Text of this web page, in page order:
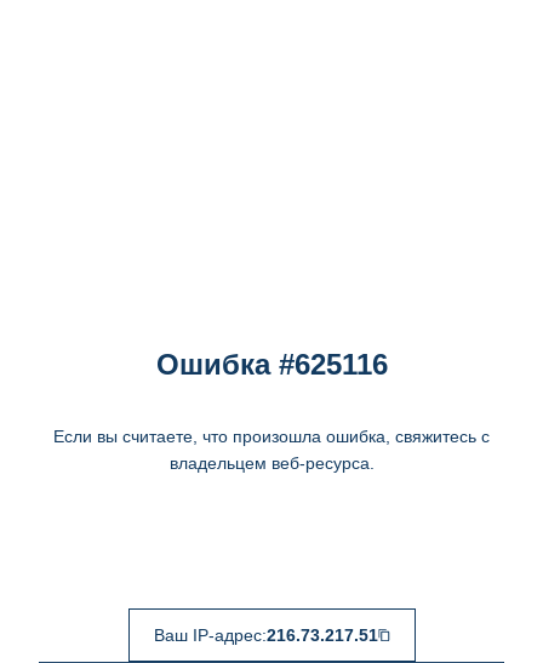
Ошибка #625116
Если вы считаете, что произошла ошибка, свяжитесь с
владельцем веб-ресурса.
Ваш IP-адрес:216.73.217.51